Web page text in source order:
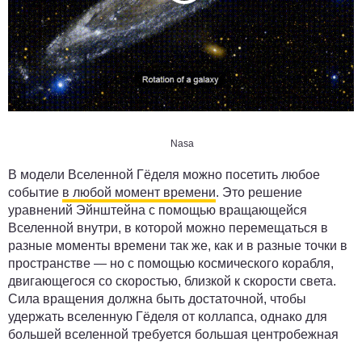
Nasa
В модели Вселенной Гёделя можно посетить любое
событие в любой момент времени. Это решение
уравнений Эйнштейна с помощью вращающейся
Вселенной внутри, в которой можно перемещаться в
разные моменты времени так же, как и в разные точки в
пространстве — но с помощью космического корабля,
двигающегося со скоростью, близкой к скорости света.
Сила вращения должна быть достаточной, чтобы
удержать вселенную Гёделя от коллапса, однако для
большей вселенной требуется большая центробежная